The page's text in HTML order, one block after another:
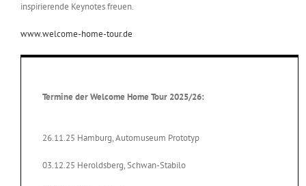
inspirierende Keynotes freuen.
www.welcome-home-tour.de
Termine der Welcome Home Tour 2025/26:
26.11.25 Hamburg, Automuseum Prototyp
03.12.25 Heroldsberg, Schwan-Stabilo